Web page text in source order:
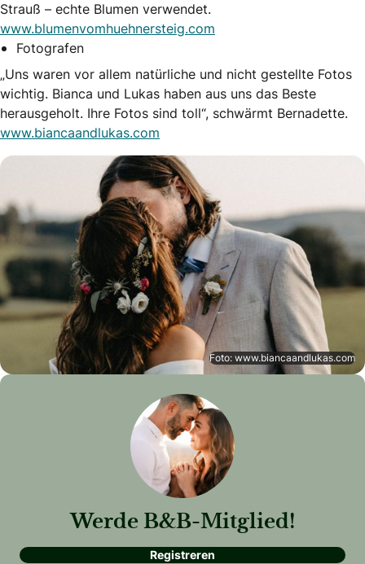
Strauß – echte Blumen verwendet.
www.blumenvomhuehnersteig.com
Fotografen
„Uns waren vor allem natürliche und nicht gestellte Fotos
wichtig. Bianca und Lukas haben aus uns das Beste
herausgeholt. Ihre Fotos sind toll“, schwärmt Bernadette.
www.biancaandlukas.com
Foto: www.biancaandlukas.com
Werde B&B-Mitglied!
Registreren